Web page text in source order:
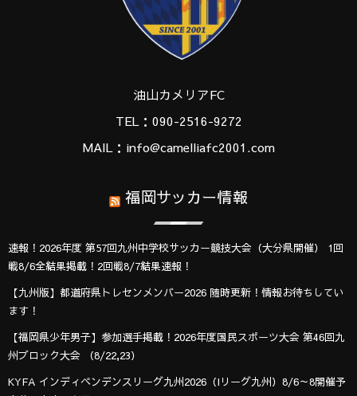
油山カメリアFC
TEL：090-2516-9272
MAIL：info@camelliafc2001.com
福岡サッカー情報
速報！2026年度 第57回九州中学校サッカー競技大会（大分県開催） 1回
戦8/6全結果掲載！2回戦8/7結果速報！
【九州版】都道府県トレセンメンバー2026 随時更新！情報お待ちしてい
ます！
【福岡県少年男子】参加選手掲載！2026年度国民スポーツ大会 第46回九
州ブロック大会 （8/22,23）
KYFA インディペンデンスリーグ九州2026（Iリーグ九州）8/6～8開催予